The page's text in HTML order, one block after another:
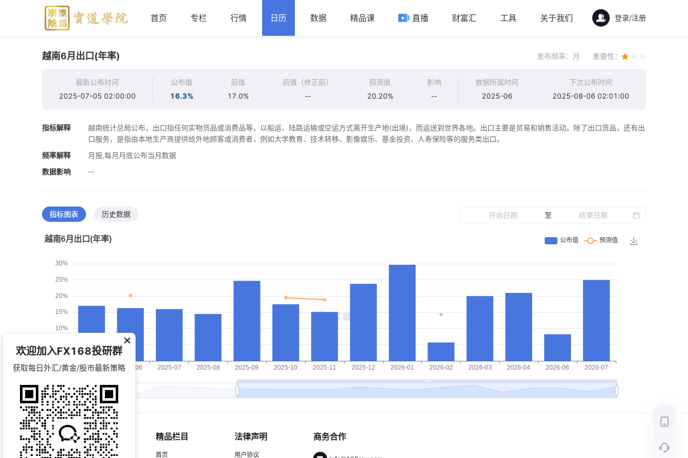
首页 专栏 行情 日历 数据 精品课 直播 财富汇 工具 关于我们 登录/注册
欢迎加入FX168投研群
获取每日外汇/黄金/股市最新策略
越南6月出口(年率) 发布频率： 月 重要性：
最新公布时间
2025-07-05 02:00:00
公布值
16.3%
前值
17.0%
前值（修正前）
--
预测值
20.20%
影响
--
数据所属时间
2025-06
下次公布时间
2025-08-06 02:01:00
指标解释
越南统计总局公布，出口指任何实物货品或消费品等，以船运、陆路运输或空运方式离开生产地(出境)，而运送到世界各地。出口主要是贸易和销售活动。除了出口货品，还有出
口服务，是指由本地生产商提供给外地顾客或消费者，例如大学教育、技术转移、影像娱乐、基金投资、人寿保险等的服务类出口。
频率解释
月报,每月月底公布当月数据
数据影响
--
至
指标图表 历史数据
精品栏目
首页
法律声明
用户协议
商务合作